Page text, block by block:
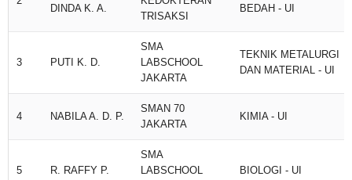
DINDA K. A.
TRISAKSI
BEDAH - UI
3 PUTI K. D.
SMA
LABSCHOOL
JAKARTA
TEKNIK METALURGI
DAN MATERIAL - UI
4 NABILA A. D. P.
SMAN 70
JAKARTA
KIMIA - UI
5 R. RAFFY P.
SMA
LABSCHOOL
BIOLOGI - UI